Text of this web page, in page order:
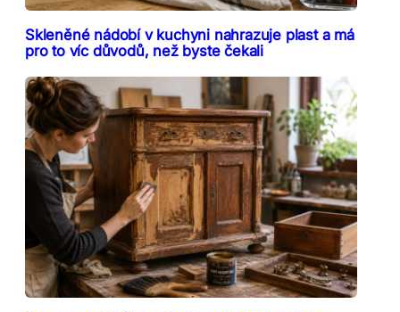
Skleněné nádobí v kuchyni nahrazuje plast a má
pro to víc důvodů, než byste čekali